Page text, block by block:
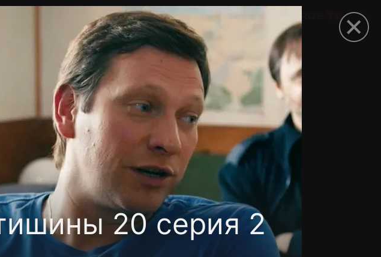
20 серия 2
Ввести промокод